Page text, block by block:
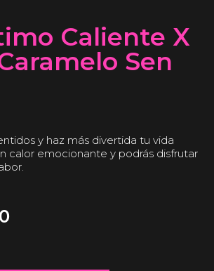
Caliente X
Sen
y haz más divertida tu vida
calor emocionante y podrás disfrutar